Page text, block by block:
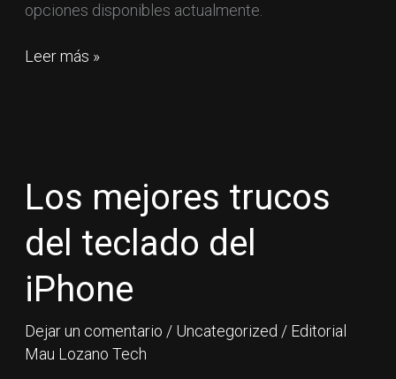
opciones disponibles actualmente.
Leer más »
Los mejores trucos
del teclado del
iPhone
Dejar un comentario / Uncategorized / Editorial
Mau Lozano Tech
trucos
del
teclado
del
iPhone